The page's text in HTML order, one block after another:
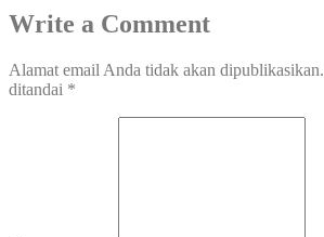
Write a Comment
Alamat email Anda tidak akan dipublikasikan.
ditandai *